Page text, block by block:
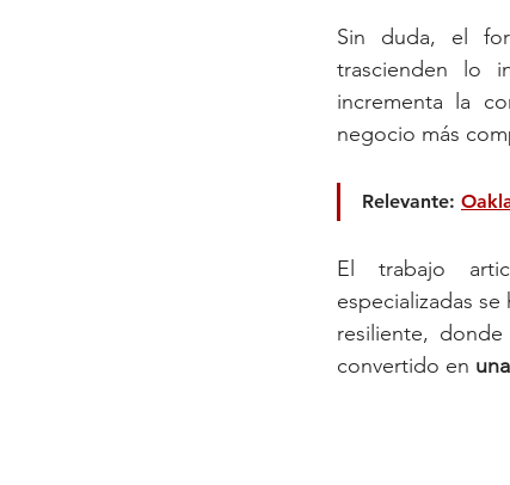
Sin duda, el
trascienden lo
incrementa la
negocio más
Relevante:
El trabajo
especializadas
resiliente,
convertido en